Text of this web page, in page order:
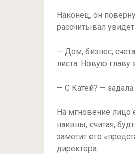
Наконец, он
рассчитывал
— Дом, бизнес,
листа. Новую главу
— С Катей? —
На мгновение лицо
наивны, считая,
заметит его
директора.